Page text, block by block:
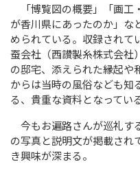
「博覧図の概要」「画工
が香川県にあったのか」な
められている。収録されて
蚕会社（西讃製糸株式会社
の邸宅、添えられた縁起や
からは当時の風俗なども知
る、貴重な資料となってい
今もお遍路さんが巡礼す
の写真と説明文が掲載され
き興味が深まる。